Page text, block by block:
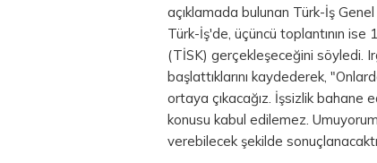
açıklamada bulunan Türk-İş
Türk-İş'de, üçüncü toplantının
(TİSK) gerçekleşeceğini söyledi.
başlattıklarını kaydederek,
ortaya çıkacağız. İşsizlik bahane
konusu kabul edilemez.
verebilecek şekilde